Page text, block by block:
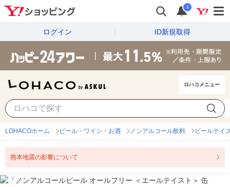
i
ログイン ID新規取得
ロハコメニュー
LOHACOホーム ビール・ワイン・お酒 ノンアルコール飲料 ビールテイ
熊本地震の影響について